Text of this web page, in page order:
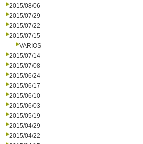
2015/08/06
2015/07/29
2015/07/22
2015/07/15
VARIOS
2015/07/14
2015/07/08
2015/06/24
2015/06/17
2015/06/10
2015/06/03
2015/05/19
2015/04/29
2015/04/22